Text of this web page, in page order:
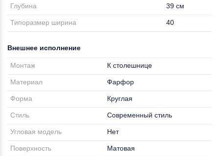
Глубина 39 см
Типоразмер ширина 40
Внешнее исполнение
Монтаж К столешнице
Материал Фарфор
Форма Круглая
Стиль Современный стиль
Угловая модель Нет
Поверхность Матовая